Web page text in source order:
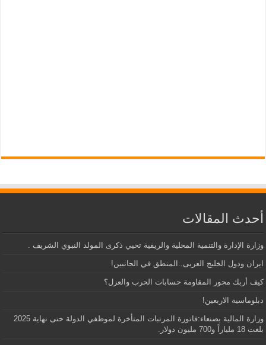
أحدث المقالات
وزارة الإدارة والتنمية المحلية والريفية تحيي ذكرى المولد النبوي الشريف .
ايران ودول الخليج العربى..المنطق في الجانبين!
كيف أربك محور المقاومة حسابات الحرب والعزل؟
دبلوماسية الاربعين!
وزارة المالية بصنعاء:فاتورة المرتبات المتأخرة لموظفي الدولة حتى نهاية 2025
بلغت 18 ملياراً و700 مليون دولار.